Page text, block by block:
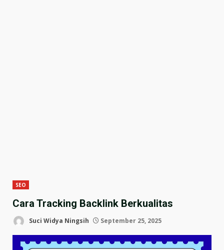
SEO
Cara Tracking Backlink Berkualitas
Suci Widya Ningsih September 25, 2025